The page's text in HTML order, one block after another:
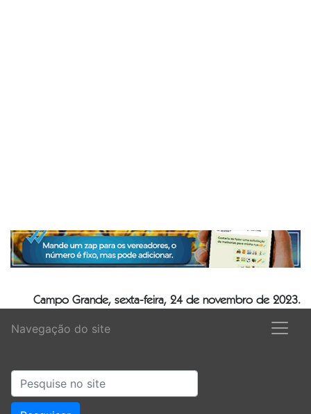
Campo Grande, sexta-feira, 24 de novembro de 2023.
Navegação do site